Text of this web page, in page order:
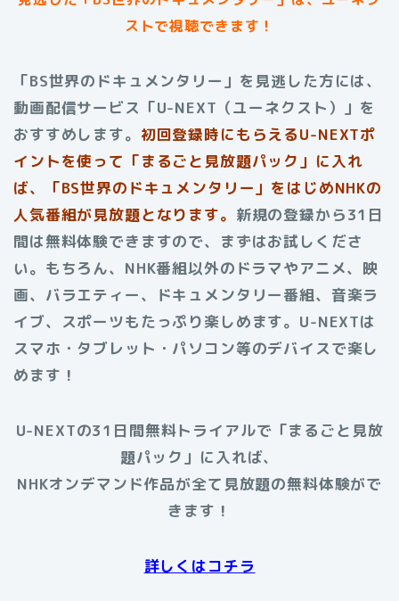
ストで視聴できます！
「BS世界のドキュメンタリー」を見逃した方には、
動画配信サービス「U-NEXT（ユーネクスト）」を
おすすめします。 初回登録時にもらえるU-NEXTポ
イントを使って「まるごと見放題パック」に入れ
ば、「BS世界のドキュメンタリー」をはじめNHKの
人気番組が見放題となります。 新規の登録から31日
間は無料体験できますので、まずはお試しくださ
い。もちろん、NHK番組以外のドラマやアニメ、映
画、バラエティー、ドキュメンタリー番組、音楽ラ
イブ、スポーツもたっぷり楽しめます。U-NEXTは
スマホ・タブレット・パソコン等のデバイスで楽し
めます！
U-NEXTの31日間無料トライアルで「まるごと見放
題パック」に入れば、
NHKオンデマンド作品が全て見放題の無料体験がで
きます！
詳しくはコチラ